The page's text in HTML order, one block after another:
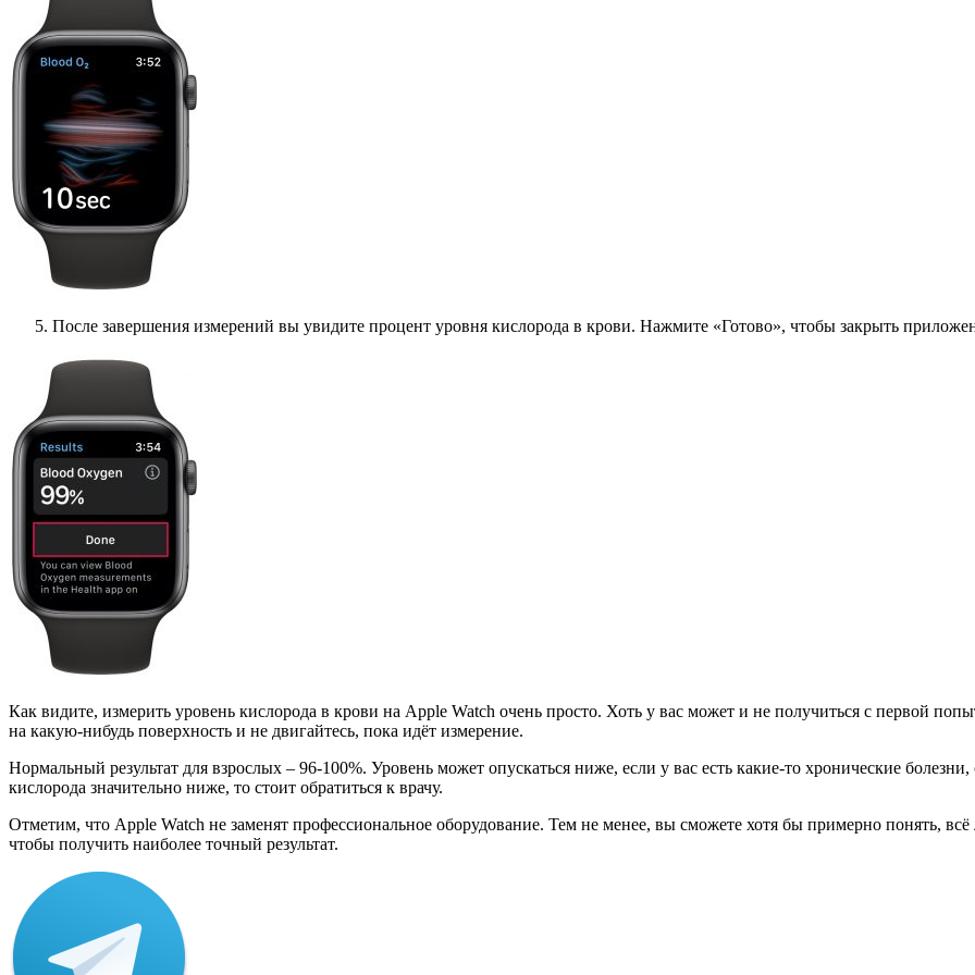
После завершения измерений вы увидите процент уровня кислорода в крови. Нажмите «Готово», чтобы закрыть
Как видите, измерить уровень кислорода в крови на Apple Watch очень просто. Хоть у вас может и не получиться с первой
на какую-нибудь поверхность и не двигайтесь, пока идёт измерение.
Нормальный результат для взрослых – 96-100%. Уровень может опускаться ниже, если у вас есть какие-то хронические
кислорода значительно ниже, то стоит обратиться к врачу.
Отметим, что Apple Watch не заменят профессиональное оборудование. Тем не менее, вы сможете хотя бы примерно понять,
чтобы получить наиболее точный результат.